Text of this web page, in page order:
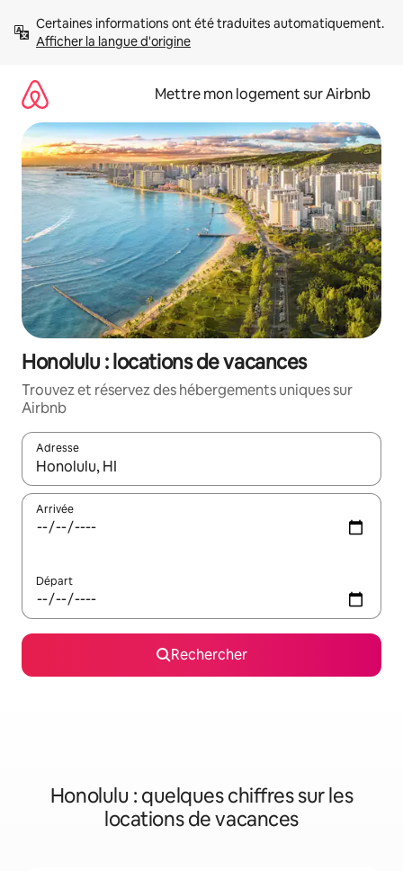
directement
Afficher la langue d'origine
Mettre mon logement sur Airbnb
Honolulu : locations de vacances
Trouvez et réservez des hébergements uniques sur
Airbnb
Adresse
Lorsque les résultats s'affichent, utilisez les flèches vers le
Arrivée
Départ
Rechercher
Honolulu : quelques chiffres sur les
locations de vacances